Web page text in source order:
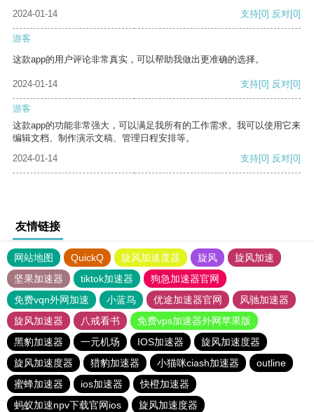
2024-01-14
支持[0] 反对[0]
游客
这款app的用户评论非常真实，可以帮助我做出更准确的选择。
2024-01-14 支持[0] 反对[0]
游客
这款app的功能非常强大，可以满足我所有的工作需求。我可以使用它来
编辑文档、制作演示文稿、管理日程安排等。
2024-01-14
支持[0] 反对[0]
友情链接
网站地图 QuickQ 旋风加速度器 旋风
旋风加速
坚果加速器
tiktok加速器
狗急加速器官网
免费vqn外网加速
小蓝鸟 优途加速器官网
风驰加速器
旋风加速器
八戒看书
免费vps加速器外网苹果版
黑豹加速器
一元机场 IOS加速器
旋风加速度器
旋风加速度器
猎豹加速器 小猫咪ciash加速器
outline
蜜蜂加速器
ios加速器
快橙加速器
蚂蚁加速npv下载官网ios
旋风加速度器